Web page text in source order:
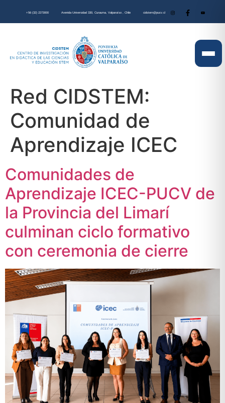
+56 (32) 2273000 Avenida Universidad 330, Curauma, Valparaíso , Chile cidstem@pucv.cl
Red CIDSTEM:
Comunidad de
Aprendizaje ICEC
Comunidades de
Aprendizaje ICEC-PUCV de
la Provincia del Limarí
culminan ciclo formativo
con ceremonia de cierre